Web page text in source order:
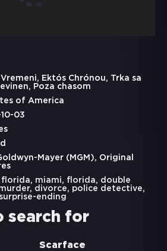
Vremeni, Ektós Chrónou, Trka sa
Poza chasom
of America
03
Mayer (MGM), Original
florida, miami , florida, double
murder, divorce, police detective,
ending
search for
Scarface